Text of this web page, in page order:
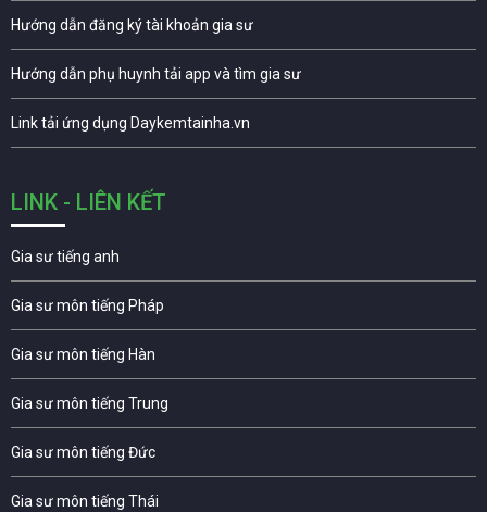
Hướng dẫn đăng ký tài khoản gia sư
Hướng dẫn phụ huynh tải app và tìm gia sư
Link tải ứng dụng Daykemtainha.vn
LINK - LIÊN KẾT
Gia sư tiếng anh
Gia sư môn tiếng Pháp
Gia sư môn tiếng Hàn
Gia sư môn tiếng Trung
Gia sư môn tiếng Đức
Gia sư môn tiếng Thái